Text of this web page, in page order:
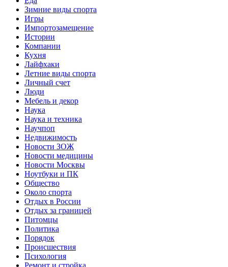
Зимние виды спорта
Игры
Импортозамещение
Истории
Компании
Кухня
Лайфхаки
Летние виды спорта
Личный счет
Люди
Мебель и декор
Наука
Наука и техника
Научпоп
Недвижимость
Новости ЗОЖ
Новости медицины
Новости Москвы
Ноутбуки и ПК
Общество
Около спорта
Отдых в России
Отдых за границей
Питомцы
Политика
Порядок
Происшествия
Психология
Ремонт и стройка